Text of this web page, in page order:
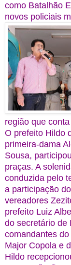
como Batalhão
novos policiais
região que
O prefeito Hildo
primeira-dama
Sousa,
praças. A
conduzida pelo
a participação
vereadores
prefeito Luiz
do secretário de
comandantes do
Major Copola e
Hildo